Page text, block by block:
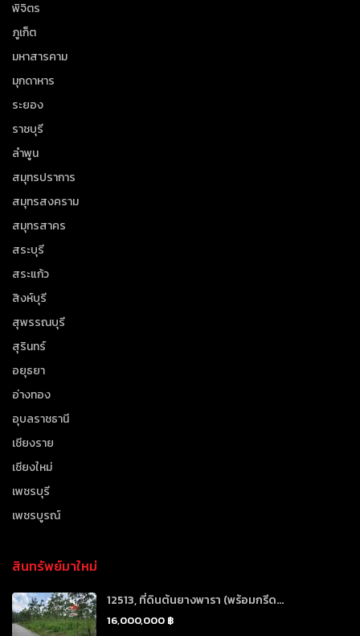
พิจิตร
ภูเก็ต
มหาสารคาม
มุกดาหาร
ระยอง
ราชบุรี
ลำพูน
สมุทรปราการ
สมุทรสงคราม
สมุทรสาคร
สระบุรี
สระแก้ว
สิงห์บุรี
สุพรรณบุรี
สุรินทร์
อยุธยา
อ่างทอง
อุบลราชธานี
เชียงราย
เชียงใหม่
เพชรบุรี
เพชรบูรณ์
สินทรัพย์มาใหม่
12513, ที่ดินต้นยางพารา (พร้อมกรีด...
16,000,000 ฿